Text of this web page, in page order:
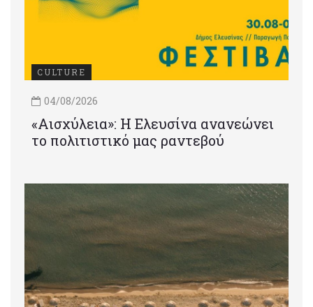
CULTURE
04/08/2026
«Αισχύλεια»: Η Ελευσίνα ανανεώνει
το πολιτιστικό μας ραντεβού